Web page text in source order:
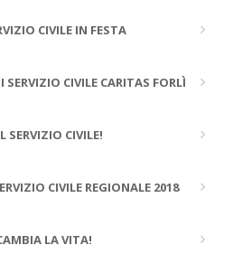
CIVILE IN FESTA
CIVILE CARITAS FORLÌ
SERVIZIO CIVILE!
CIVILE REGIONALE 2018
LA VITA!